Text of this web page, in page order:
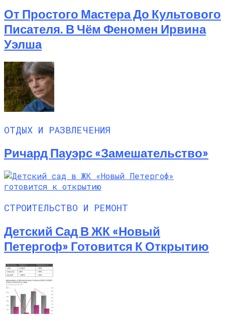
От Простого Мастера До Культового
Писателя. В Чём Феномен Ирвина
Уэлша
ОТДЫХ И РАЗВЛЕЧЕНИЯ
Ричард Пауэрс «Замешательство»
СТРОИТЕЛЬСТВО И РЕМОНТ
Детский Сад В ЖК «Новый
Петергоф» Готовится К Открытию